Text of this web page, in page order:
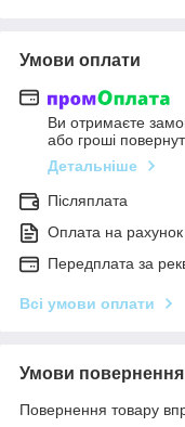
Умови оплати
Ви отримаєте
або гроші
Детальніше
Післяплата
Оплата на рахунок
Передплата за
Всі умови оплати
Умови повернення
Повернення товару